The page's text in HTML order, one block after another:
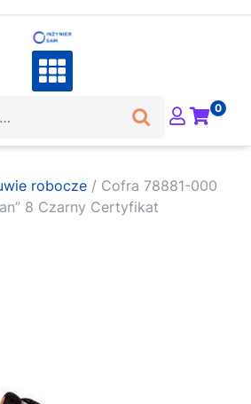
0
robocze / Cofra 78881-000
8 Czarny Certyfikat